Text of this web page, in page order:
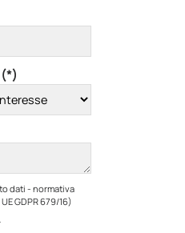
dati - normativa
GDPR 679/16)